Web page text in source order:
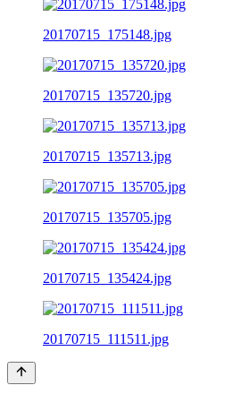
20170715_175148.jpg
20170715_135720.jpg
20170715_135713.jpg
20170715_135705.jpg
20170715_135424.jpg
20170715_111511.jpg